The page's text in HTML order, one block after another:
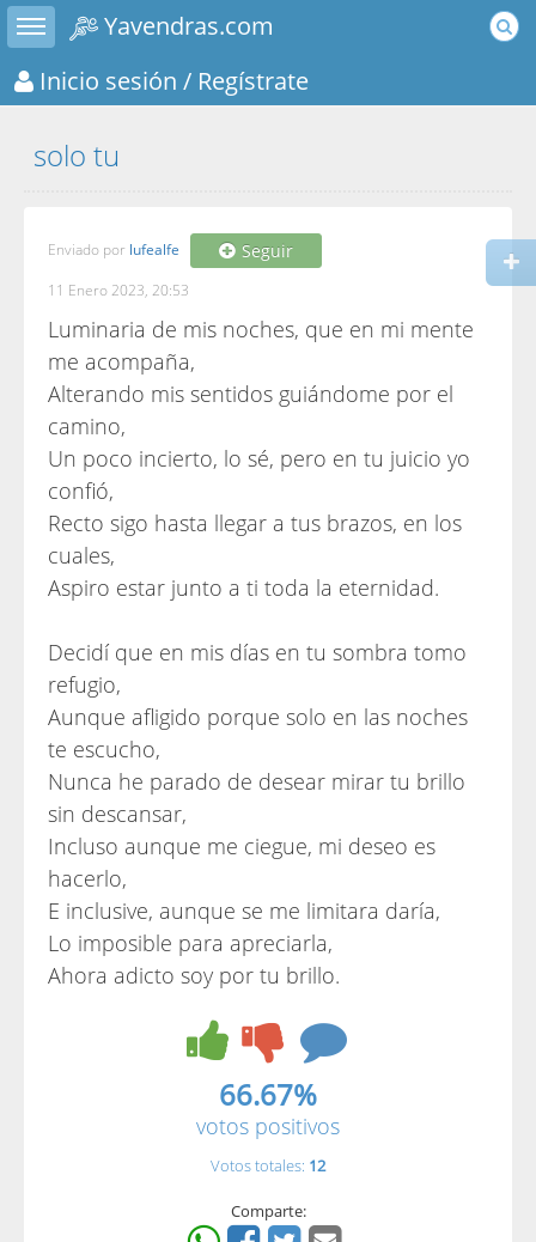
Toggle sidebar
Yavendras.com
Inicio sesión / Regístrate
solo tu
Enviado por lufealfe Seguir
11 Enero 2023, 20:53
Luminaria de mis noches, que en mi mente
me acompaña,
Alterando mis sentidos guiándome por el
camino,
Un poco incierto, lo sé, pero en tu juicio yo
confió,
Recto sigo hasta llegar a tus brazos, en los
cuales,
Aspiro estar junto a ti toda la eternidad.
Decidí que en mis días en tu sombra tomo
refugio,
Aunque afligido porque solo en las noches
te escucho,
Nunca he parado de desear mirar tu brillo
sin descansar,
Incluso aunque me ciegue, mi deseo es
hacerlo,
E inclusive, aunque se me limitara daría,
Lo imposible para apreciarla,
Ahora adicto soy por tu brillo.
66.67%
votos positivos
Votos totales: 12
Comparte: